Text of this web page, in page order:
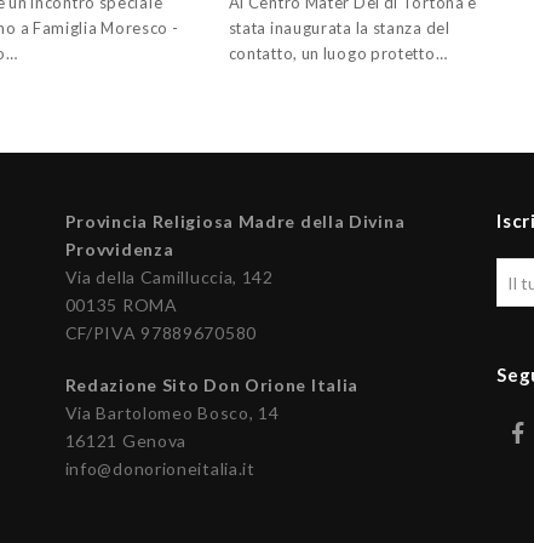
a Famiglia Moresco -
stata inaugurata la stanza del
contatto, un luogo protetto…
Provincia Religiosa Madre della Divina
Provvidenza
Via della Camilluccia, 142
00135 ROMA
CF/PIVA 97889670580
Redazione Sito Don Orione Italia
Via Bartolomeo Bosco, 14
16121 Genova
info@donorioneitalia.it